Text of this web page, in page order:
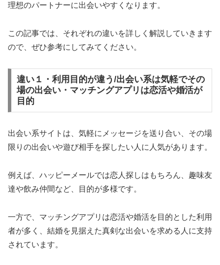
理想のパートナーに出会いやすくなります。
この記事では、それぞれの違いを詳しく解説していきます
ので、ぜひ参考にしてみてください。
違い１・利用目的が違う/出会い系は気軽でその
場の出会い・マッチングアプリは恋活や婚活が
目的
出会い系サイトは、気軽にメッセージを送り合い、その場
限りの出会いや遊び相手を探したい人に人気があります。
例えば、ハッピーメールでは恋人探しはもちろん、趣味友
達や飲み仲間など、目的が多様です。
一方で、マッチングアプリは恋活や婚活を目的とした利用
者が多く、結婚を見据えた真剣な出会いを求める人に支持
されています。